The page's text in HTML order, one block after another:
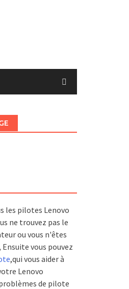
les pilotes Lenovo
ne trouvez pas le
ou vous n'êtes
vous pouvez
,qui vous aider à
Lenovo
de pilote